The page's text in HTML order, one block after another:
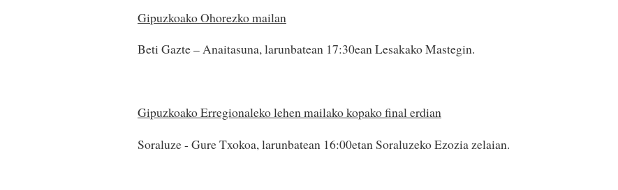
Gipuzkoako Ohorezko mailan
Beti Gazte – Anaitasuna, larunbatean 17:30ean Lesakako Mastegin.
Gipuzkoako Erregionaleko lehen mailako kopako final erdian
Soraluze - Gure Txokoa, larunbatean 16:00etan Soraluzeko Ezozia zelaian.